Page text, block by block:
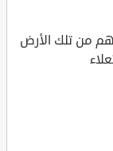
من تلك الأرض